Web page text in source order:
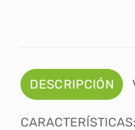
DESCRIPCIÓN
CARACTERÍSTICAS: